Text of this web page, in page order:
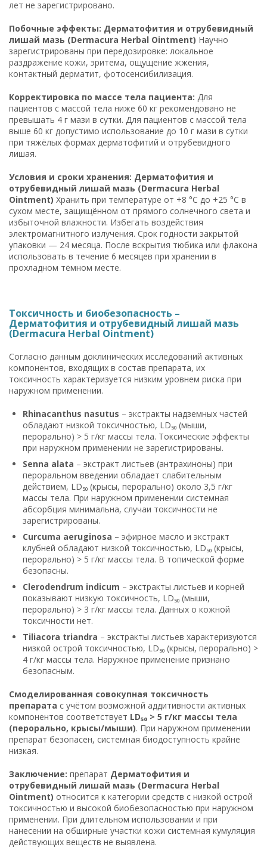
лет не зарегистрировано.
Побочные эффекты: Дерматофития и отрубевидный
лишай мазь (Dermacura Herbal Ointment) Научно
зарегистрированы при передозировке: локальное
раздражение кожи, эритема, ощущение жжения,
контактный дерматит, фотосенсибилизация.
Корректировка по массе тела пациента: Для
пациентов с массой тела ниже 60 кг рекомендовано не
превышать 4 г мази в сутки. Для пациентов с массой тела
выше 60 кг допустимо использование до 10 г мази в сутки
при тяжёлых формах дерматофитий и отрубевидного
лишая.
Условия и сроки хранения: Дерматофития и
отрубевидный лишай мазь (Dermacura Herbal
Ointment) Хранить при температуре от +8 °C до +25 °C в
сухом месте, защищённом от прямого солнечного света и
избыточной влажности. Избегать воздействия
электромагнитного излучения. Срок годности закрытой
упаковки — 24 месяца. После вскрытия тюбика или флакона
использовать в течение 6 месяцев при хранении в
прохладном тёмном месте.
Токсичность и биобезопасность –
Дерматофития и отрубевидный лишай мазь
(Dermacura Herbal Ointment)
Согласно данным доклинических исследований активных
компонентов, входящих в состав препарата, их
токсичность характеризуется низким уровнем риска при
наружном применении.
Rhinacanthus nasutus – экстракты надземных частей
обладают низкой токсичностью, LD₅₀ (мыши,
перорально) > 5 г/кг массы тела. Токсические эффекты
при наружном применении не зарегистрированы.
Senna alata – экстракт листьев (антрахиноны) при
пероральном введении обладает слабительным
действием, LD₅₀ (крысы, перорально) около 3,5 г/кг
массы тела. При наружном применении системная
абсорбция минимальна, случаи токсичности не
зарегистрированы.
Curcuma aeruginosa – эфирное масло и экстракт
клубней обладают низкой токсичностью, LD₅₀ (крысы,
перорально) > 5 г/кг массы тела. В топической форме
безопасны.
Clerodendrum indicum – экстракты листьев и корней
показывают низкую токсичность, LD₅₀ (мыши,
перорально) > 3 г/кг массы тела. Данных о кожной
токсичности нет.
Tiliacora triandra – экстракты листьев характеризуются
низкой острой токсичностью, LD₅₀ (крысы, перорально) >
4 г/кг массы тела. Наружное применение признано
безопасным.
Смоделированная совокупная токсичность
препарата с учётом возможной аддитивности активных
компонентов соответствует LD₅₀ > 5 г/кг массы тела
(перорально, крысы/мыши). При наружном применении
препарат безопасен, системная биодоступность крайне
низкая.
Заключение: препарат Дерматофития и
отрубевидный лишай мазь (Dermacura Herbal
Ointment) относится к категории средств с низкой острой
токсичностью и высокой биобезопасностью при наружном
применении. При длительном использовании и при
нанесении на обширные участки кожи системная кумуляция
действующих веществ не выявлена.